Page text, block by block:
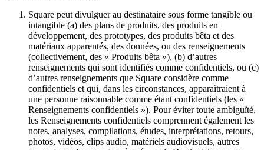
Ailmentations et boissons
Détaillants
Beauté
Services
Tous types d'entreprises
Produits
Matériel
Square peut divulguer au destinataire sous forme tangible ou
intangible (a) des plans de produits, des produits en
développement, des prototypes, des produits bêta et des
matériaux apparentés, des données, ou des renseignements
(collectivement, des « Produits bêta »), (b) d’autres
renseignements qui sont identifiés comme confidentiels, ou (c)
d’autres renseignements que Square considère comme
confidentiels et qui, dans les circonstances, apparaîtraient à
une personne raisonnable comme étant confidentiels (les «
Renseignements confidentiels »). Pour éviter toute ambiguïté,
les Renseignements confidentiels comprennent également les
notes, analyses, compilations, études, interprétations, retours,
photos, vidéos, clips audio, matériels audiovisuels, autres